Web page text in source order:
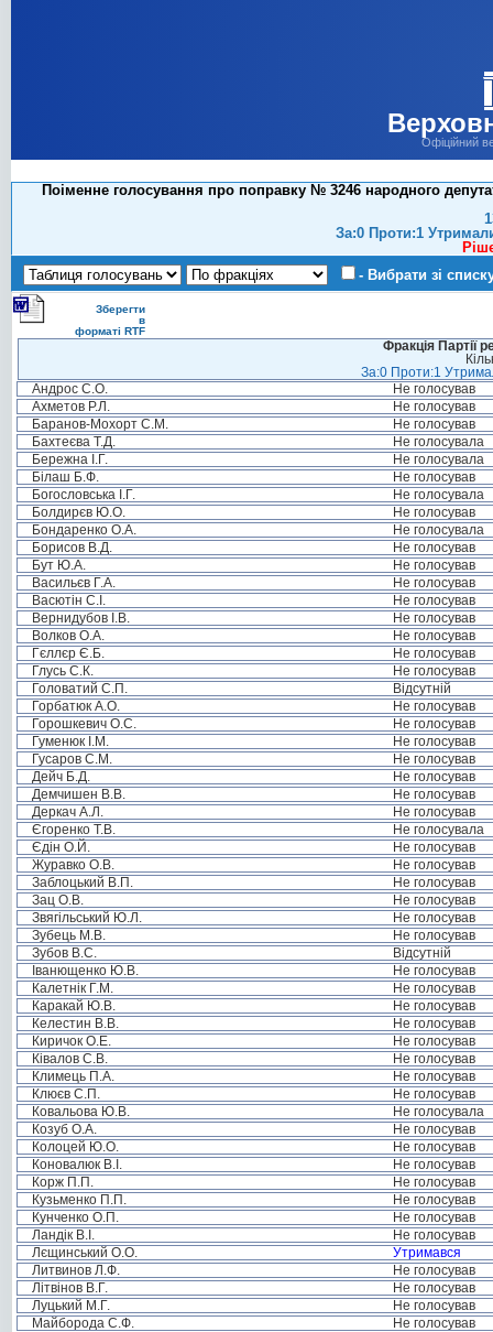
Офіційний
Поіменне голосування про поправку № 3246 народного
За:0 Проти:1
- Вибрати зі
Зберегти
в
форматі RTF
Фракція Партії
За:0 Проти:1
Андрос С.О.
Не голосував
Ахметов Р.Л.
Не голосував
Баранов-Мохорт С.М.
Не голосував
Бахтеєва Т.Д.
Не голосувала
Бережна І.Г.
Не голосувала
Білаш Б.Ф.
Не голосував
Богословська І.Г.
Не голосувала
Болдирєв Ю.О.
Не голосував
Бондаренко О.А.
Не голосувала
Борисов В.Д.
Не голосував
Бут Ю.А.
Не голосував
Васильєв Г.А.
Не голосував
Васютін С.І.
Не голосував
Вернидубов І.В.
Не голосував
Волков О.А.
Не голосував
Гєллєр Є.Б.
Не голосував
Глусь С.К.
Не голосував
Головатий С.П.
Відсутній
Горбатюк А.О.
Не голосував
Горошкевич О.С.
Не голосував
Гуменюк І.М.
Не голосував
Гусаров С.М.
Не голосував
Дейч Б.Д.
Не голосував
Демчишен В.В.
Не голосував
Деркач А.Л.
Не голосував
Єгоренко Т.В.
Не голосувала
Єдін О.Й.
Не голосував
Журавко О.В.
Не голосував
Заблоцький В.П.
Не голосував
Зац О.В.
Не голосував
Звягільський Ю.Л.
Не голосував
Зубець М.В.
Не голосував
Зубов В.С.
Відсутній
Іванющенко Ю.В.
Не голосував
Калетнік Г.М.
Не голосував
Каракай Ю.В.
Не голосував
Келестин В.В.
Не голосував
Киричок О.Е.
Не голосував
Ківалов С.В.
Не голосував
Климець П.А.
Не голосував
Клюєв С.П.
Не голосував
Ковальова Ю.В.
Не голосувала
Козуб О.А.
Не голосував
Колоцей Ю.О.
Не голосував
Коновалюк В.І.
Не голосував
Корж П.П.
Не голосував
Кузьменко П.П.
Не голосував
Кунченко О.П.
Не голосував
Ландік В.І.
Не голосував
Лєщинський О.О.
Утримався
Литвинов Л.Ф.
Не голосував
Літвінов В.Г.
Не голосував
Луцький М.Г.
Не голосував
Майборода С.Ф.
Не голосував